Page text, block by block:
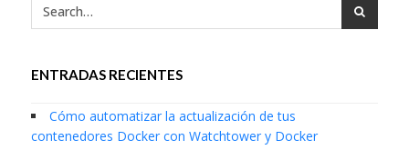
ENTRADAS RECIENTES
Cómo automatizar la actualización de tus
contenedores Docker con Watchtower y Docker